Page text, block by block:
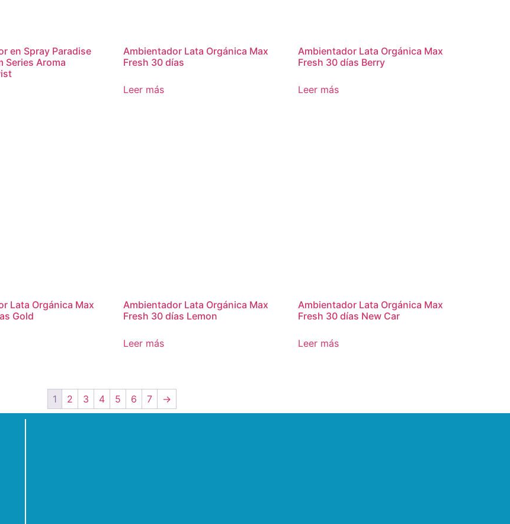
en Spray Paradise
Series Aroma
Ambientador Lata Orgánica Max
Fresh 30 días
Leer más
Ambientador Lata Orgánica Max
Fresh 30 días Berry
Leer más
Lata Orgánica Max
Gold
Ambientador Lata Orgánica Max
Fresh 30 días Lemon
Leer más
Ambientador Lata Orgánica Max
Fresh 30 días New Car
Leer más
1 2 3 4 5 6 7 →